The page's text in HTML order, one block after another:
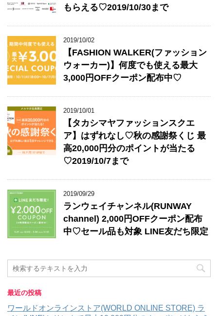
もらえる♡2019/10/30まで
2019/10/02
【FASHION WALKER(ファッション
ウォーカー)】何度でも使える最大
3,000円OFFクーポン配布中♡
2019/10/01
【タカシマヤファッションスクエ
ア】はずれなし♡秋の感謝祭くじ 最
高20,000円分のポイントが当たる
♡2019/10/7まで
2019/09/29
ランウェイチャンネル(RUNWAY
channel) 2,000円OFFクーポン配布
中♡セール品も対象 LINE友だち限定
最近の投稿
ワールドオンラインストア(WORLD ONLINE STORE) ラ